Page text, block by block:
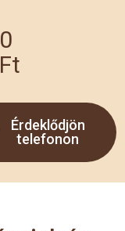
Ft
Érdeklődjön
telefonon